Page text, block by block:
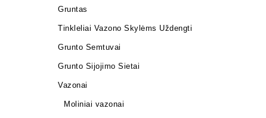
Gruntas
Tinkleliai Vazono Skylėms Uždengti
Grunto Semtuvai
Grunto Sijojimo Sietai
Vazonai
Moliniai vazonai